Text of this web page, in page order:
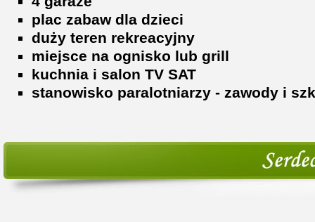
plac zabaw dla dzieci
duży teren rekreacyjny
miejsce na ognisko lub grill
kuchnia i salon TV SAT
stanowisko paralotniarzy - zawody i